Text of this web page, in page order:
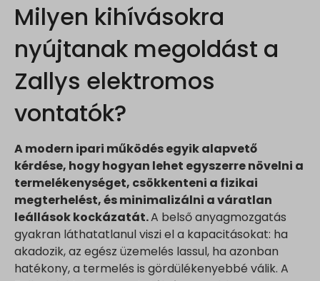
Milyen kihívásokra
nyújtanak megoldást a
Zallys elektromos
vontatók?
A modern ipari működés egyik alapvető
kérdése, hogy hogyan lehet egyszerre növelni a
termelékenységet, csökkenteni a fizikai
megterhelést, és minimalizálni a váratlan
leállások kockázatát.A belső anyagmozgatás
gyakran láthatatlanul viszi el a kapacitásokat: ha
akadozik, az egész üzemelés lassul, ha azonban
hatékony, a termelés is gördülékenyebbé válik. A